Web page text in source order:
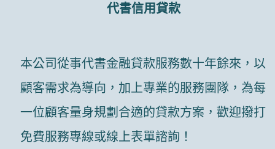
代書信用貸款
本公司從事代書金融貸款服務數十年餘來，以
顧客需求為導向，加上專業的服務團隊，為每
一位顧客量身規劃合適的貸款方案，歡迎撥打
免費服務專線或線上表單諮詢！